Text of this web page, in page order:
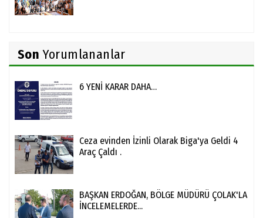
Son Yorumlananlar
6 YENİ KARAR DAHA…
Ceza evinden İzinli Olarak Biga'ya Geldi 4
Araç Çaldı .
BAŞKAN ERDOĞAN, BÖLGE MÜDÜRÜ ÇOLAK'LA
İNCELEMELERDE...